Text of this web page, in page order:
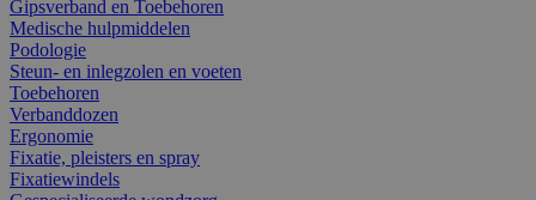
Gipsverband en Toebehoren
Medische hulpmiddelen
Podologie
Steun- en inlegzolen en voeten
Toebehoren
Verbanddozen
Ergonomie
Fixatie, pleisters en spray
Fixatiewindels